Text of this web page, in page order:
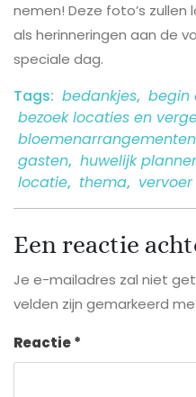
nemen! Deze foto’s
als herinneringen aan de
speciale dag.
Tags: bedankjes, begin
bezoek locaties en
bloemenarrangementen
gasten, huwelijk
locatie, thema, vervoer
Een reactie
Je e-mailadres zal niet
velden zijn gemarkeerd
Reactie*